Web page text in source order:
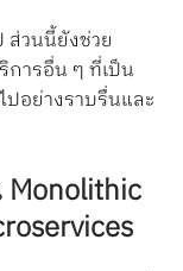
ส่วนนี้ยังช่วย
การอื่น ๆ ที่เป็น
ปอย่างราบรื่นและ